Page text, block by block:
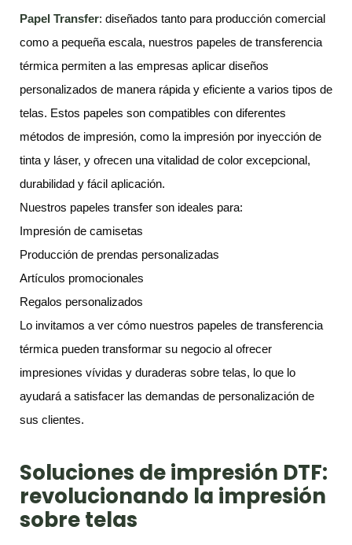
Papel Transfer: diseñados tanto para producción comercial
como a pequeña escala, nuestros papeles de transferencia
térmica permiten a las empresas aplicar diseños
personalizados de manera rápida y eficiente a varios tipos de
telas. Estos papeles son compatibles con diferentes
métodos de impresión, como la impresión por inyección de
tinta y láser, y ofrecen una vitalidad de color excepcional,
durabilidad y fácil aplicación.
Nuestros papeles transfer son ideales para:
Impresión de camisetas
Producción de prendas personalizadas
Artículos promocionales
Regalos personalizados
Lo invitamos a ver cómo nuestros papeles de transferencia
térmica pueden transformar su negocio al ofrecer
impresiones vívidas y duraderas sobre telas, lo que lo
ayudará a satisfacer las demandas de personalización de
sus clientes.
Soluciones de impresión DTF:
revolucionando la impresión
sobre telas